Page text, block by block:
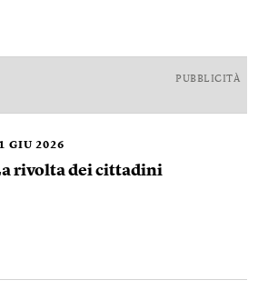
PUBBLICITÀ
GIU 2026
rivolta dei cittadini